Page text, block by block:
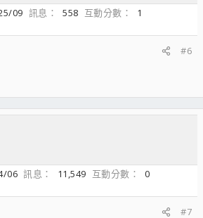
09 訊息 558 互動分數
1
#6
06 訊息 11,549 互動分數
0
#7